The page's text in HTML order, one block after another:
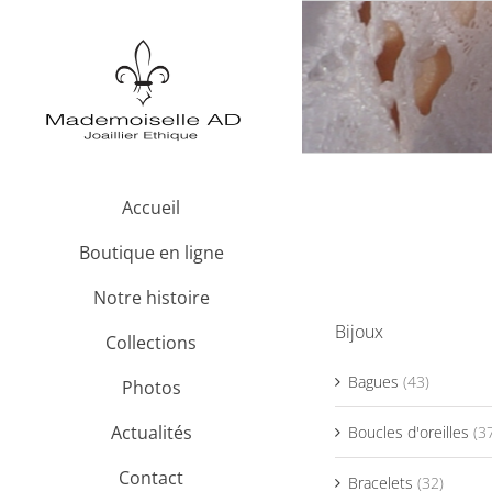
Accueil
Boutique en ligne
Notre histoire
Collections
Photos
Actualités
Contact
Bijoux
Bagues (43)
Boucles d'oreilles
Bracelets (32)